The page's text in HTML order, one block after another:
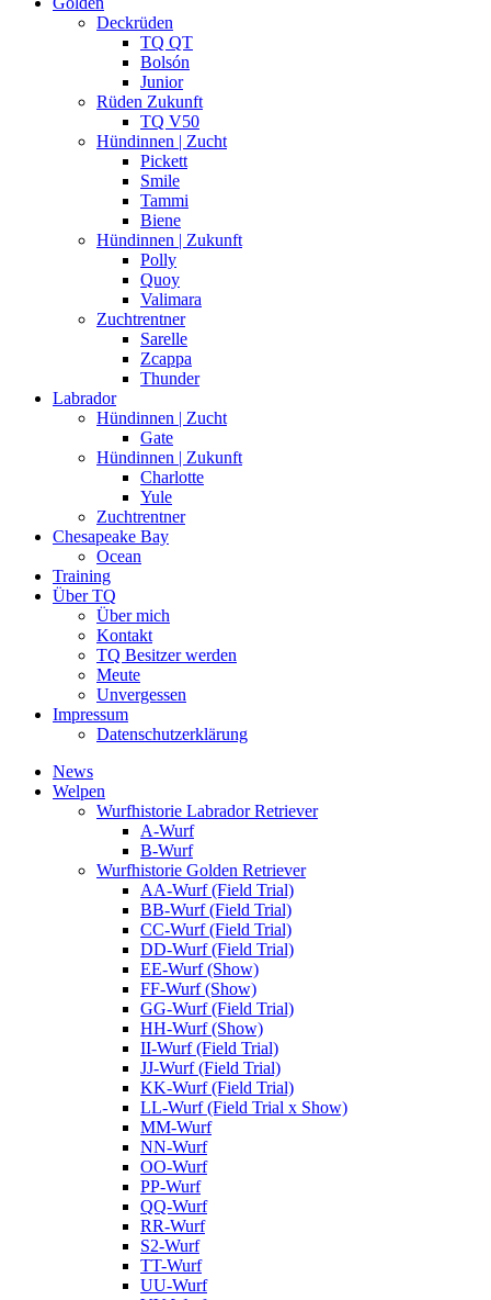
Deckrüden
TQ QT
Bolsón
Junior
Rüden Zukunft
TQ V50
Hündinnen | Zucht
Pickett
Smile
Tammi
Biene
Hündinnen | Zukunft
Polly
Quoy
Valimara
Zuchtrentner
Sarelle
Zcappa
Thunder
Labrador
Hündinnen | Zucht
Gate
Hündinnen | Zukunft
Charlotte
Yule
Zuchtrentner
Chesapeake Bay
Ocean
Training
Über TQ
Über mich
Kontakt
TQ Besitzer werden
Meute
Unvergessen
Impressum
Datenschutzerklärung
News
Welpen
Wurfhistorie Labrador Retriever
A-Wurf
B-Wurf
Wurfhistorie Golden Retriever
AA-Wurf (Field Trial)
BB-Wurf (Field Trial)
CC-Wurf (Field Trial)
DD-Wurf (Field Trial)
EE-Wurf (Show)
FF-Wurf (Show)
GG-Wurf (Field Trial)
HH-Wurf (Show)
II-Wurf (Field Trial)
JJ-Wurf (Field Trial)
KK-Wurf (Field Trial)
LL-Wurf (Field Trial x Show)
MM-Wurf
NN-Wurf
OO-Wurf
PP-Wurf
QQ-Wurf
RR-Wurf
S2-Wurf
TT-Wurf
UU-Wurf